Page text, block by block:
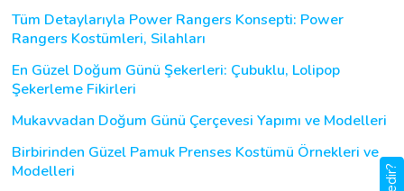
Tüm Detaylarıyla Power Rangers Konsepti: Power
Rangers Kostümleri, Silahları
En Güzel Doğum Günü Şekerleri: Çubuklu, Lolipop
Şekerleme Fikirleri
Mukavvadan Doğum Günü Çerçevesi Yapımı ve Modelleri
Birbirinden Güzel Pamuk Prenses Kostümü Örnekleri ve
Modelleri